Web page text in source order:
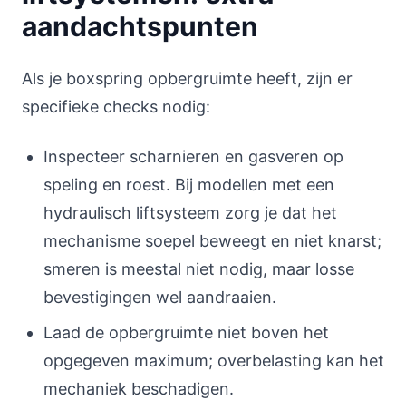
aandachtspunten
Als je boxspring opbergruimte heeft, zijn er
specifieke checks nodig:
Inspecteer scharnieren en gasveren op
speling en roest. Bij modellen met een
hydraulisch liftsysteem zorg je dat het
mechanisme soepel beweegt en niet knarst;
smeren is meestal niet nodig, maar losse
bevestigingen wel aandraaien.
Laad de opbergruimte niet boven het
opgegeven maximum; overbelasting kan het
mechaniek beschadigen.